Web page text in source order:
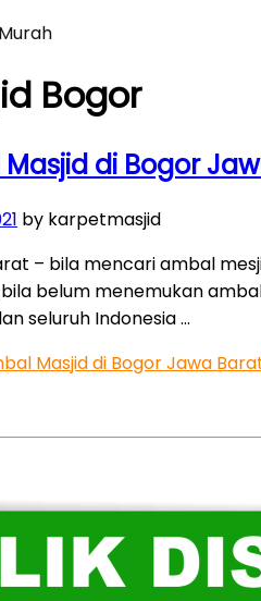
Bogor
di Bogor
by karpetmasjid
– bila mencari ambal
belum menemukan
seluruh Indonesia …
Masjid di Bogor Jawa